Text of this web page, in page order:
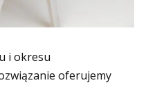
i okresu
oferujemy